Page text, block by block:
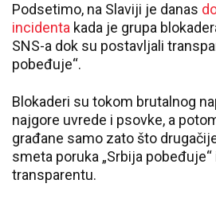
Podsetimo, na Slaviji je danas
incidenta kada je grupa
SNS-a dok su postavljali
pobeđuje“.
Blokaderi su tokom brutalnog
najgore uvrede i psovke, a
građane samo zato što
smeta poruka „Srbija
transparentu.